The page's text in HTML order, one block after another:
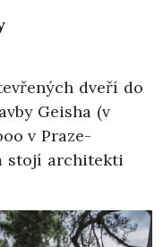
dveří do
Geisha (v
v Praze-
stojí architekti